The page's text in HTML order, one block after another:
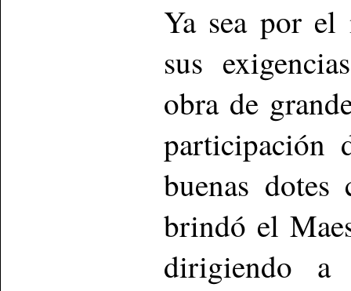
Ya sea por el
sus
obra de
participación
buenas
brindó el
dirigiendo a